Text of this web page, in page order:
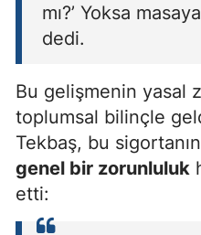
mı?’ Yoksa
dedi.
Bu gelişmenin yasal
toplumsal bilinçle
Tekbaş, bu
genel bir zorunluluk
etti: